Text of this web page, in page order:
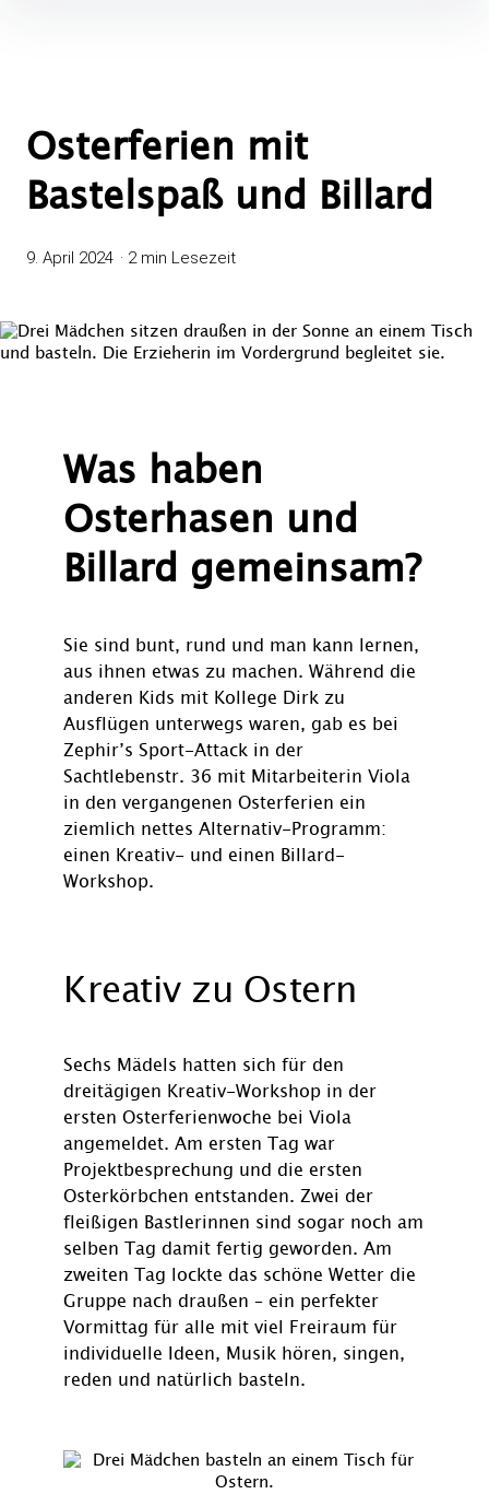
Osterferien mit
Bastelspaß und Billard
9. April 2024 2 min Lesezeit
Was haben
Osterhasen und
Billard gemeinsam?
Sie sind bunt, rund und man kann lernen,
aus ihnen etwas zu machen. Während die
anderen Kids mit Kollege Dirk zu
Ausflügen unterwegs waren, gab es bei
Zephir’s Sport-Attack in der
Sachtlebenstr. 36 mit Mitarbeiterin Viola
in den vergangenen Osterferien ein
ziemlich nettes Alternativ-Programm:
einen Kreativ- und einen Billard-
Workshop.
Kreativ zu Ostern
Sechs Mädels hatten sich für den
dreitägigen Kreativ-Workshop in der
ersten Osterferienwoche bei Viola
angemeldet. Am ersten Tag war
Projektbesprechung und die ersten
Osterkörbchen entstanden. Zwei der
fleißigen Bastlerinnen sind sogar noch am
selben Tag damit fertig geworden. Am
zweiten Tag lockte das schöne Wetter die
Gruppe nach draußen – ein perfekter
Vormittag für alle mit viel Freiraum für
individuelle Ideen, Musik hören, singen,
reden und natürlich basteln.